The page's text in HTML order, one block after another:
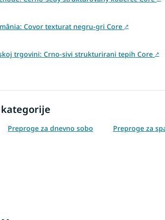
Covor texturat negru-gri Core ↗
trgovini: Crno-sivi strukturirani tepih Core ↗
kategorije
Preproge za dnevno sobo
Preproge za